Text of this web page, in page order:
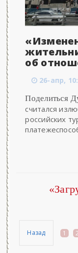
об
26-апр,
Поделиться
считался
российских
Назад 1 2